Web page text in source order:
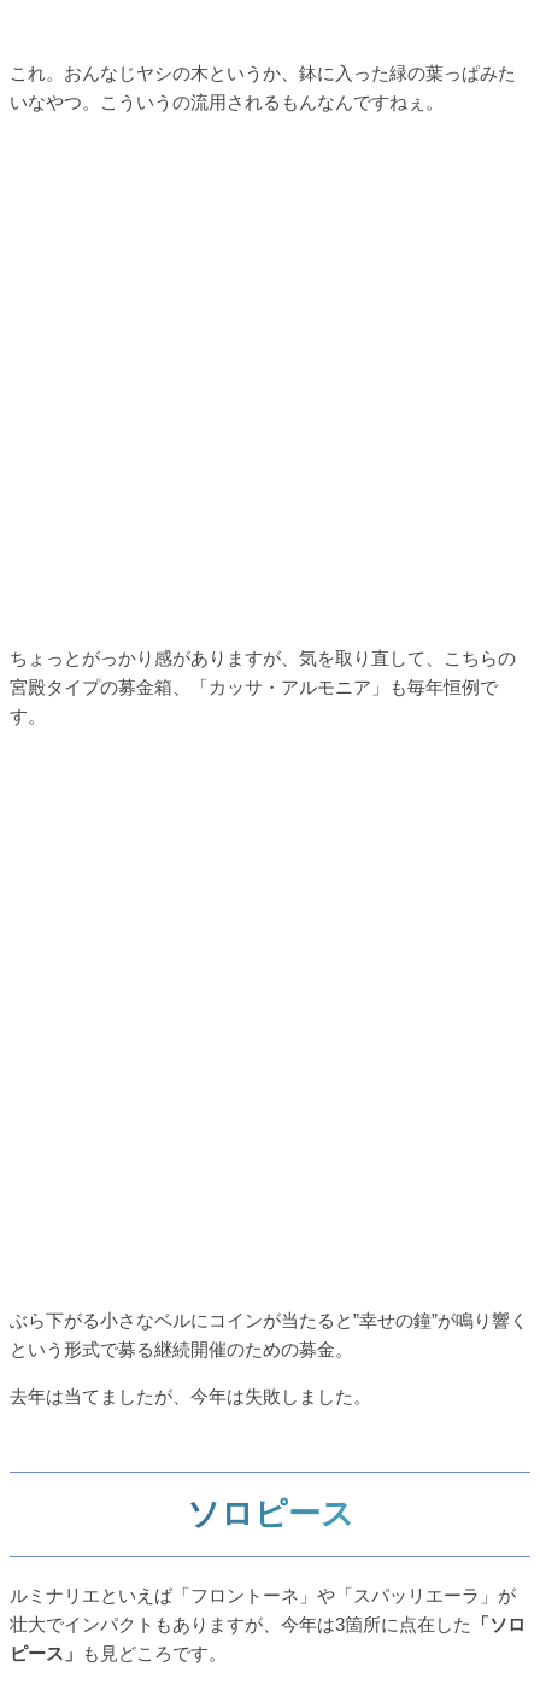
これ。おんなじヤシの木というか、鉢に入った緑の葉っぱみた
いなやつ。こういうの流用されるもんなんですねぇ。
ちょっとがっかり感がありますが、気を取り直して、こちらの
宮殿タイプの募金箱、「カッサ・アルモニア」も毎年恒例で
す。
ぶら下がる小さなベルにコインが当たると”幸せの鐘”が鳴り響く
という形式で募る継続開催のための募金。
去年は当てましたが、今年は失敗しました。
ソロピース
ルミナリエといえば「フロントーネ」や「スパッリエーラ」が
壮大でインパクトもありますが、今年は3箇所に点在した
「ソロ
ピース」
も見どころです。